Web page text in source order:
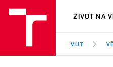
VUT
ŽIVOT NA
VUT